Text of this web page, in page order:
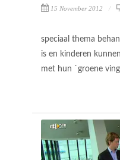
15 November 2012
speciaal thema
is en kinderen
met hun `groene